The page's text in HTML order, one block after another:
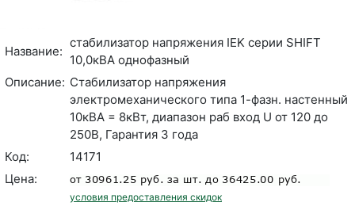
Название:
стабилизатор напряжения IEK серии SHIFT
10,0кВА однофазный
Описание: Стабилизатор напряжения
электромеханического типа 1-фазн. настенный
10кВА = 8кВт, диапазон раб вход U от 120 до
250В, Гарантия 3 года
Код:
14171
Цена:
условия предоставления скидок